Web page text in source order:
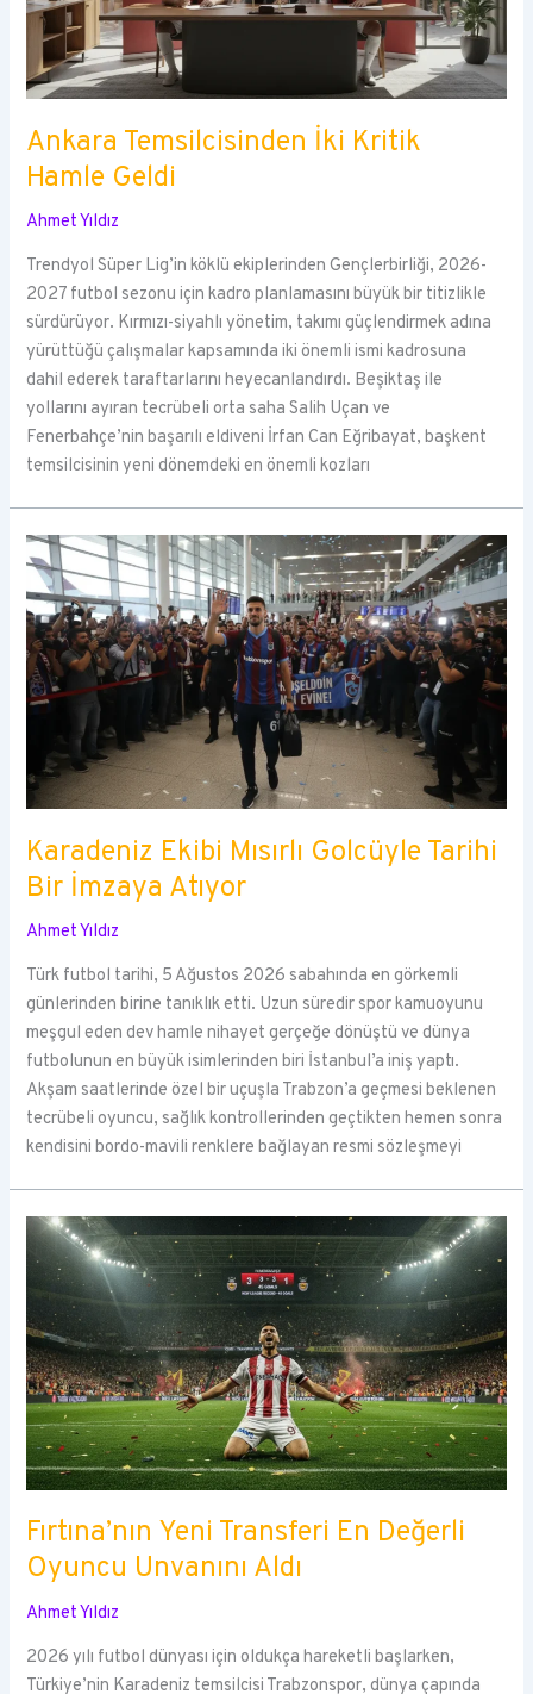
Ankara Temsilcisinden İki Kritik
Hamle Geldi
Ahmet Yıldız
Trendyol Süper Lig’in köklü ekiplerinden Gençlerbirliği, 2026-
2027 futbol sezonu için kadro planlamasını büyük bir titizlikle
sürdürüyor. Kırmızı-siyahlı yönetim, takımı güçlendirmek adına
yürüttüğü çalışmalar kapsamında iki önemli ismi kadrosuna
dahil ederek taraftarlarını heyecanlandırdı. Beşiktaş ile
yollarını ayıran tecrübeli orta saha Salih Uçan ve
Fenerbahçe’nin başarılı eldiveni İrfan Can Eğribayat, başkent
temsilcisinin yeni dönemdeki en önemli kozları
Karadeniz Ekibi Mısırlı Golcüyle Tarihi
Bir İmzaya Atıyor
Ahmet Yıldız
Türk futbol tarihi, 5 Ağustos 2026 sabahında en görkemli
günlerinden birine tanıklık etti. Uzun süredir spor kamuoyunu
meşgul eden dev hamle nihayet gerçeğe dönüştü ve dünya
futbolunun en büyük isimlerinden biri İstanbul’a iniş yaptı.
Akşam saatlerinde özel bir uçuşla Trabzon’a geçmesi beklenen
tecrübeli oyuncu, sağlık kontrollerinden geçtikten hemen sonra
kendisini bordo-mavili renklere bağlayan resmi sözleşmeyi
Fırtına’nın Yeni Transferi En Değerli
Oyuncu Unvanını Aldı
Ahmet Yıldız
2026 yılı futbol dünyası için oldukça hareketli başlarken,
Türkiye’nin Karadeniz temsilcisi Trabzonspor, dünya çapında